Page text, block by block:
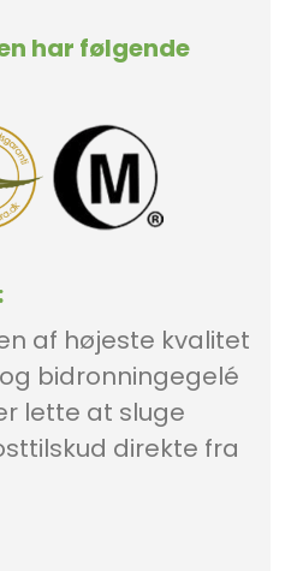
har følgende
af højeste kvalitet
bidronningegelé
lette at sluge
direkte fra